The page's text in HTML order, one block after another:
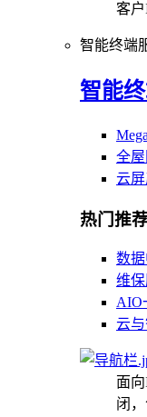
客户
智能终端
智能
全
云
热门推
数
维
AIO
云
面
闭